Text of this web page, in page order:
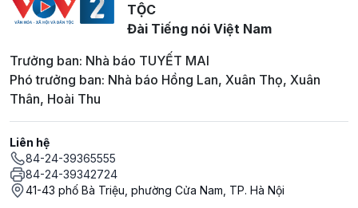
TỘC
Đài Tiếng nói Việt Nam
Trưởng ban: Nhà báo TUYẾT MAI
Phó trưởng ban: Nhà báo Hồng Lan, Xuân Thọ, Xuân
Thân, Hoài Thu
Liên hệ
84-24-39365555
84-24-39342724
41-43 phố Bà Triệu, phường Cửa Nam, TP. Hà Nội